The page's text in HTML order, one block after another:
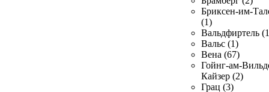
Бриксен-им-
(1)
Вальдфиртель
Вальс (1)
Вена (67)
Гойнг-ам-
Кайзер (2)
Грац (3)